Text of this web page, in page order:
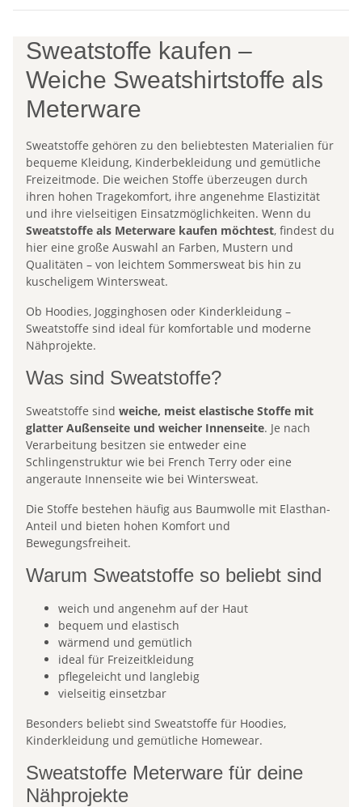
Sweatstoffe kaufen –
Weiche Sweatshirtstoffe als
Meterware
Sweatstoffe gehören zu den beliebtesten Materialien für
bequeme Kleidung, Kinderbekleidung und gemütliche
Freizeitmode. Die weichen Stoffe überzeugen durch
ihren hohen Tragekomfort, ihre angenehme Elastizität
und ihre vielseitigen Einsatzmöglichkeiten. Wenn du
Sweatstoffe als Meterware kaufen möchtest, findest du
hier eine große Auswahl an Farben, Mustern und
Qualitäten – von leichtem Sommersweat bis hin zu
kuscheligem Wintersweat.
Ob Hoodies, Jogginghosen oder Kinderkleidung –
Sweatstoffe sind ideal für komfortable und moderne
Nähprojekte.
Was sind Sweatstoffe?
Sweatstoffe sind weiche, meist elastische Stoffe mit
glatter Außenseite und weicher Innenseite. Je nach
Verarbeitung besitzen sie entweder eine
Schlingenstruktur wie bei French Terry oder eine
angeraute Innenseite wie bei Wintersweat.
Die Stoffe bestehen häufig aus Baumwolle mit Elasthan-
Anteil und bieten hohen Komfort und
Bewegungsfreiheit.
Warum Sweatstoffe so beliebt sind
weich und angenehm auf der Haut
bequem und elastisch
wärmend und gemütlich
ideal für Freizeitkleidung
pflegeleicht und langlebig
vielseitig einsetzbar
Besonders beliebt sind Sweatstoffe für Hoodies,
Kinderkleidung und gemütliche Homewear.
Sweatstoffe Meterware für deine
Nähprojekte